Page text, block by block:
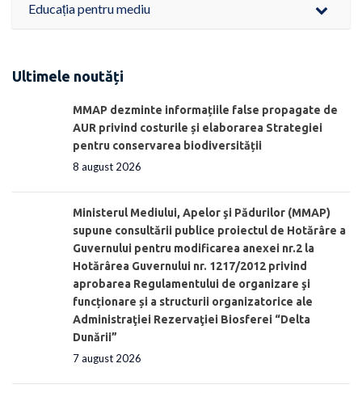
Educația pentru mediu
Ultimele noutăți
MMAP dezminte informațiile false propagate de
AUR privind costurile și elaborarea Strategiei
pentru conservarea biodiversității
8 august 2026
Ministerul Mediului, Apelor şi Pădurilor (MMAP)
supune consultării publice proiectul de Hotărâre a
Guvernului pentru modificarea anexei nr.2 la
Hotărârea Guvernului nr. 1217/2012 privind
aprobarea Regulamentului de organizare şi
funcționare și a structurii organizatorice ale
Administraţiei Rezervaţiei Biosferei “Delta
Dunării”
7 august 2026